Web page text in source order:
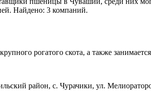
Найдено: 3 компаний.
рогатого скота, а также
район, с. Чурачики, ул.